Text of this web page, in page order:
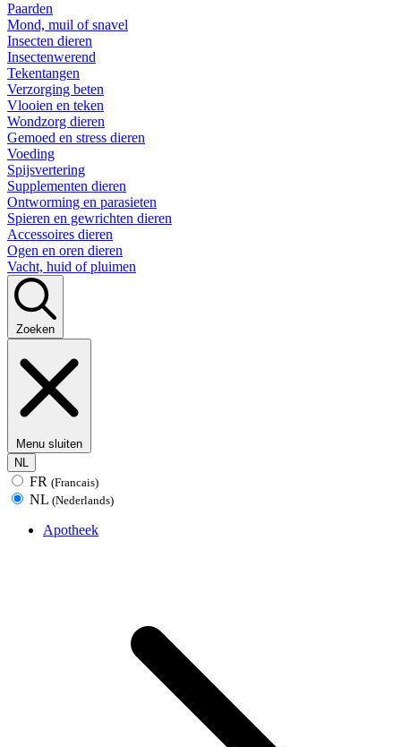
Paarden
Mond, muil of snavel
Insecten dieren
Insectenwerend
Tekentangen
Verzorging beten
Vlooien en teken
Wondzorg dieren
Gemoed en stress dieren
Voeding
Spijsvertering
Supplementen dieren
Ontworming en parasieten
Spieren en gewrichten dieren
Accessoires dieren
Ogen en oren dieren
Vacht, huid of pluimen
Zoeken
Menu sluiten
NL
FR (Francais)
NL (Nederlands)
Apotheek